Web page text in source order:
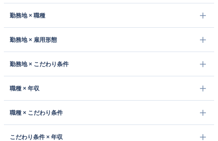
勤務地 × 職種
勤務地 × 雇用形態
勤務地 × こだわり条件
職種 × 年収
職種 × こだわり条件
こだわり条件 × 年収